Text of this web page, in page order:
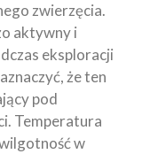
zwierzęcia.
aktywny i
eksploracji
że ten
pod
Temperatura
w